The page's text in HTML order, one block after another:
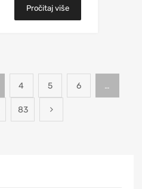
Pročitaj više
4 5 6 …
83